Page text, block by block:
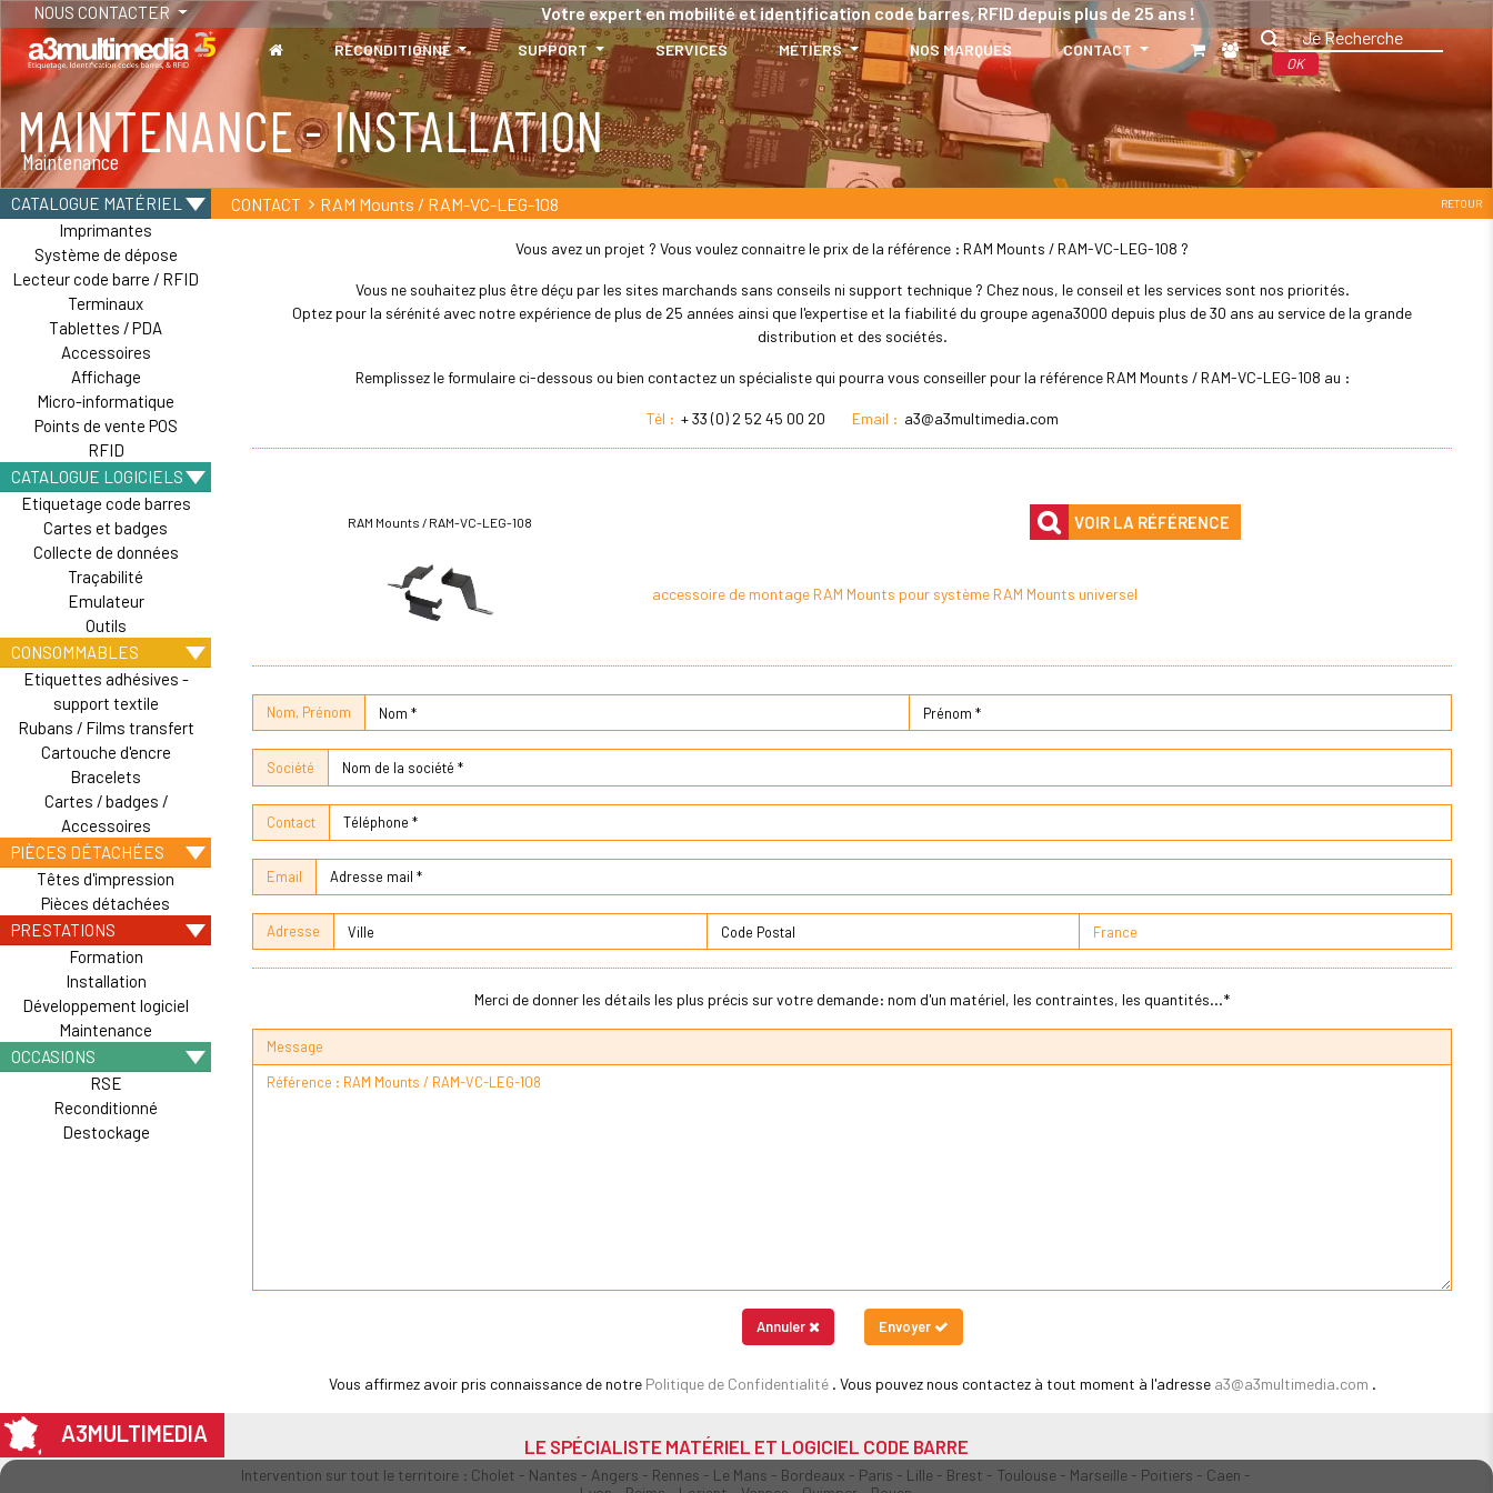
NOUS CONTACTER Votre expert en mobilité et identification code barres, RFID depuis plus de 25 ans !
RECONDITIONNÉ SUPPORT SERVICES MÉTIERS NOS MARQUES CONTACT
OK
MAINTENANCE - INSTALLATION
Maintenance
CATALOGUE MATÉRIEL
Imprimantes
Système de dépose
Lecteur code barre / RFID
Terminaux
Tablettes / PDA
Accessoires
Affichage
Micro-informatique
Points de vente POS
RFID
CATALOGUE LOGICIELS
Etiquetage code barres
Cartes et badges
Collecte de données
Traçabilité
Emulateur
Outils
CONSOMMABLES
Etiquettes adhésives -
support textile
Rubans / Films transfert
Cartouche d'encre
Bracelets
Cartes / badges /
Accessoires
PIÈCES DÉTACHÉES
Têtes d'impression
Pièces détachées
PRESTATIONS
Formation
Installation
Développement logiciel
Maintenance
OCCASIONS
RSE
Reconditionné
Destockage
CONTACT RAM Mounts / RAM-VC-LEG-108 RETOUR
Vous avez un projet ? Vous voulez connaitre le prix de la référence : RAM Mounts / RAM-VC-LEG-108 ?
Vous ne souhaitez plus être déçu par les sites marchands sans conseils ni support technique ? Chez nous, le conseil et les services sont nos priorités.
Optez pour la sérénité avec notre expérience de plus de 25 années ainsi que l'expertise et la fiabilité du groupe agena3000 depuis plus de 30 ans au service de la grande
distribution et des sociétés.
Remplissez le formulaire ci-dessous ou bien contactez un spécialiste qui pourra vous conseiller pour la référence RAM Mounts / RAM-VC-LEG-108 au :
Tél : + 33 (0) 2 52 45 00 20 Email : a3@a3multimedia.com
RAM Mounts / RAM-VC-LEG-108 VOIR LA RÉFÉRENCE
accessoire de montage RAM Mounts pour système RAM Mounts universel
Nom, Prénom
Société
Contact
Email
Adresse
Merci de donner les détails les plus précis sur votre demande: nom d'un matériel, les contraintes, les quantités...*
Message
Annuler Envoyer
Vous affirmez avoir pris connaissance de notre Politique de Confidentialité . Vous pouvez nous contactez à tout moment à l'adresse a3@a3multimedia.com .
A3MULTIMEDIA LE SPÉCIALISTE MATÉRIEL ET LOGICIEL CODE BARRE
Intervention sur tout le territoire : Cholet - Nantes - Angers - Rennes - Le Mans - Bordeaux - Paris - Lille - Brest - Toulouse - Marseille - Poitiers - Caen -